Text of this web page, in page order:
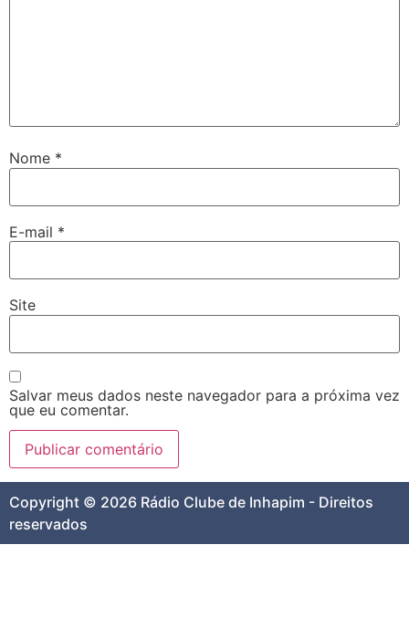
Nome *
E-mail *
Site
Salvar meus dados neste navegador para a próxima vez
que eu comentar.
Copyright © 2026 Rádio Clube de Inhapim - Direitos
reservados